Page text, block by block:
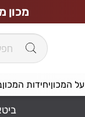
מכון
על המכוןיחידות המכון